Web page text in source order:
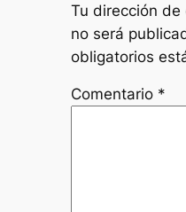
Tu dirección de
no será
obligatorios
Comentario *